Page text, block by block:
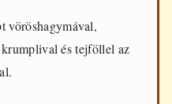
vöröshagymával,
és tejföllel az